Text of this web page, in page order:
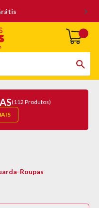
(112 Produtos)
Roupas